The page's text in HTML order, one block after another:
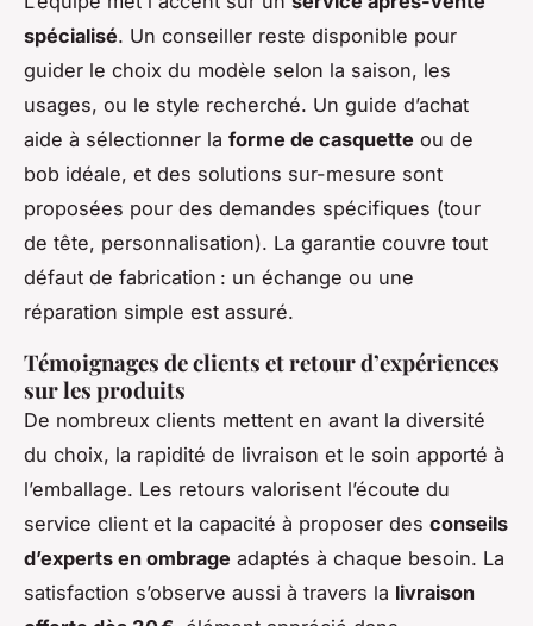
spécialisé. Un conseiller reste disponible pour
guider le choix du modèle selon la saison, les
usages, ou le style recherché. Un guide d’achat
aide à sélectionner la forme de casquette ou de
bob idéale, et des solutions sur-mesure sont
proposées pour des demandes spécifiques (tour
de tête, personnalisation). La garantie couvre tout
défaut de fabrication : un échange ou une
réparation simple est assuré.
Témoignages de clients et retour d’expériences
sur les produits
De nombreux clients mettent en avant la diversité
du choix, la rapidité de livraison et le soin apporté à
l’emballage. Les retours valorisent l’écoute du
service client et la capacité à proposer des conseils
d’experts en ombrage adaptés à chaque besoin. La
satisfaction s’observe aussi à travers la livraison